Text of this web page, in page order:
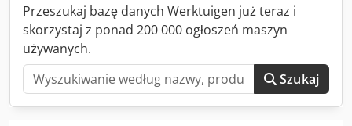
Przeszukaj bazę danych Werktuigen już teraz i
skorzystaj z ponad 200 000 ogłoszeń maszyn
używanych.
Szukaj